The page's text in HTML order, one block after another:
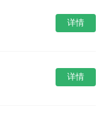
详情
详情